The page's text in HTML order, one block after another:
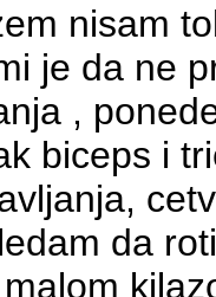
nisam
je da ne
,
biceps i
da